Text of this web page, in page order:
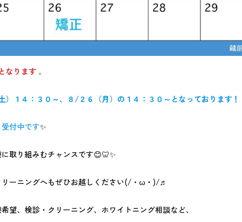
なります 。
１４：３０～、８/２６（月）の１４：３０～となっております！
付中です✨
取り組みむチャンスです😊🦷✨
リーニングへもぜひお越しください(/・ω・)/♬
望、検診・クリーニング、ホワイトニング相談など、